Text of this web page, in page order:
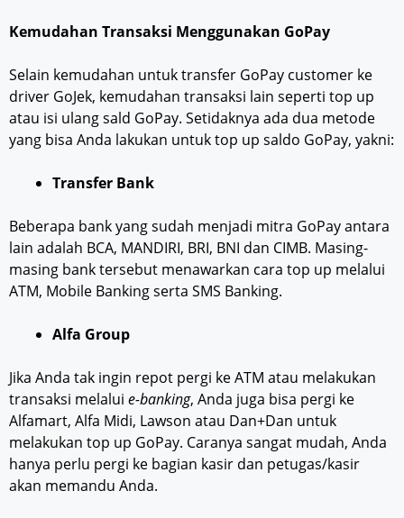
Kemudahan Transaksi Menggunakan GoPay
Selain kemudahan untuk transfer GoPay customer ke
driver GoJek, kemudahan transaksi lain seperti top up
atau isi ulang sald GoPay. Setidaknya ada dua metode
yang bisa Anda lakukan untuk top up saldo GoPay, yakni:
Transfer Bank
Beberapa bank yang sudah menjadi mitra GoPay antara
lain adalah BCA, MANDIRI, BRI, BNI dan CIMB. Masing-
masing bank tersebut menawarkan cara top up melalui
ATM, Mobile Banking serta SMS Banking.
Alfa Group
Jika Anda tak ingin repot pergi ke ATM atau melakukan
transaksi melalui e-banking, Anda juga bisa pergi ke
Alfamart, Alfa Midi, Lawson atau Dan+Dan untuk
melakukan top up GoPay. Caranya sangat mudah, Anda
hanya perlu pergi ke bagian kasir dan petugas/kasir
akan memandu Anda.